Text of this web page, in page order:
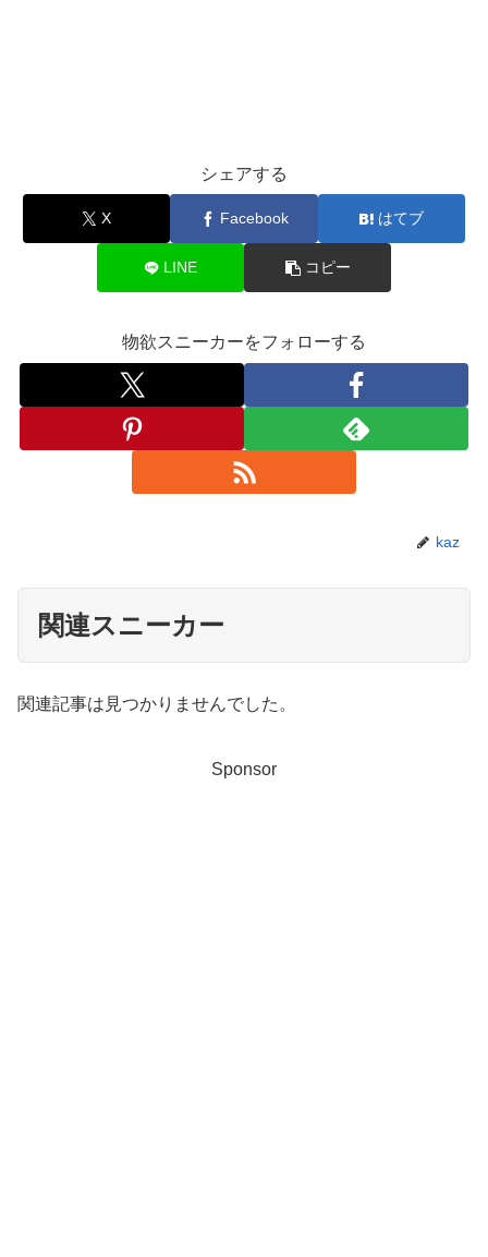
シェアする
X Facebook はてブ
LINE コピー
物欲スニーカーをフォローする
kaz
関連スニーカー
関連記事は見つかりませんでした。
Sponsor